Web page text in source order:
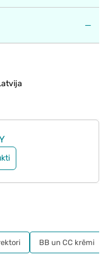
BB un CC krēmi